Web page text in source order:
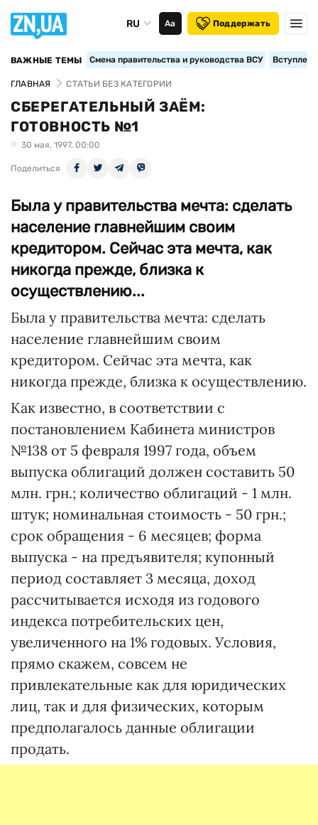
RU Аа Поддержать
ВАЖНЫЕ ТЕМЫ Смена правительства и руководства ВСУ
ГЛАВНАЯ СТАТЬИ БЕЗ КАТЕГОРИИ
СБЕРЕГАТЕЛЬНЫЙ ЗАЁМ:
ГОТОВНОСТЬ №1
30 мая, 1997, 00:00
Поделиться
Была у правительства мечта: сделать
население главнейшим своим
кредитором. Сейчас эта мечта, как
никогда прежде, близка к
осуществлению...
Была у правительства мечта: сделать
население главнейшим своим
кредитором. Сейчас эта мечта, как
никогда прежде, близка к осуществлению.
Как известно, в соответствии с
постановлением Кабинета министров
№138 от 5 февраля 1997 года, объем
выпуска облигаций должен составить 50
млн. грн.; количество облигаций - 1 млн.
штук; номинальная стоимость - 50 грн.;
срок обращения - 6 месяцев; форма
выпуска - на предъявителя; купонный
период составляет 3 месяца, доход
рассчитывается исходя из годового
индекса потребительских цен,
увеличенного на 1% годовых. Условия,
прямо скажем, совсем не
привлекательные как для юридических
лиц, так и для физических, которым
предполагалось данные облигации
продать.